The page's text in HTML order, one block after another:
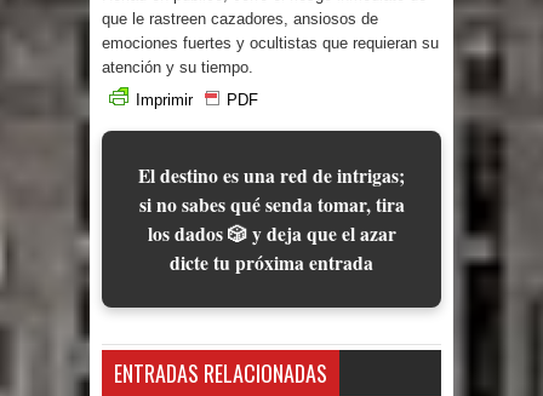
que le rastreen cazadores, ansiosos de
emociones fuertes y ocultistas que requieran su
atención y su tiempo.
Imprimir
PDF
El destino es una red de intrigas;
si no sabes qué senda tomar, tira
los dados 🎲 y deja que el azar
dicte tu próxima entrada
ENTRADAS RELACIONADAS